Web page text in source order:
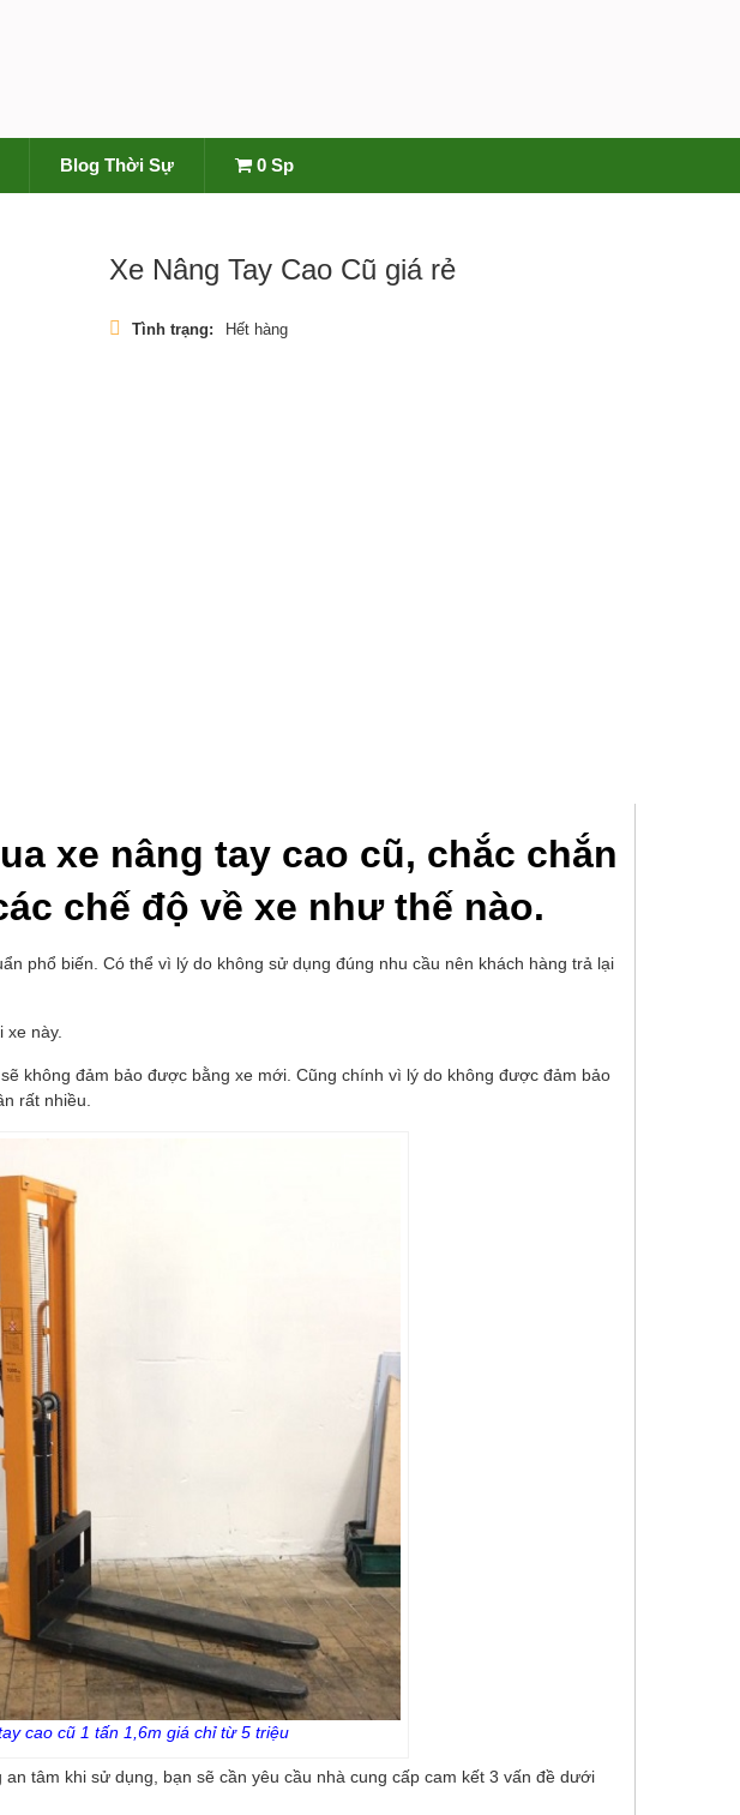
Blog Thời Sự 0 Sp
Xe Nâng Tay Cao Cũ giá rẻ
Tình trạng: Hết hàng
xe nâng tay cao cũ, chắc chắn
chế độ về xe như thế nào.
phổ biến. Có thể vì lý do không sử dụng đúng nhu cầu nên khách hàng trả lại
này.
không đảm bảo được bằng xe mới. Cũng chính vì lý do không được đảm bảo
rất nhiều.
cao cũ 1 tấn 1,6m giá chỉ từ 5 triệu
tâm khi sử dụng, bạn sẽ cần yêu cầu nhà cung cấp cam kết 3 vấn đề dưới